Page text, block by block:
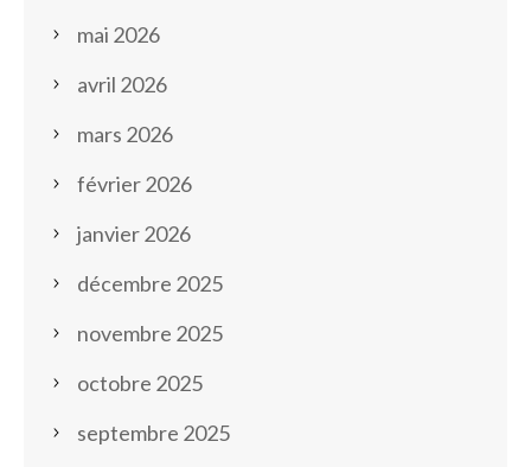
mai 2026
avril 2026
mars 2026
février 2026
janvier 2026
décembre 2025
novembre 2025
octobre 2025
septembre 2025